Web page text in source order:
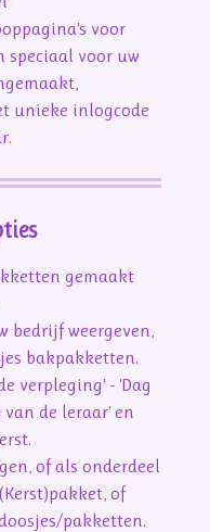
voor
speciaal voor uw
unieke inlogcode
gemaakt
bedrijf weergeven,
bakpakketten.
verpleging' - 'Dag
van de leraar' en
of als onderdeel
of
pakketten.